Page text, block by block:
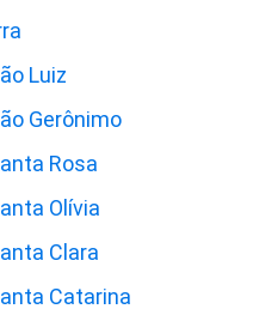
Luiz
Gerônimo
Rosa
Olívia
Clara
Catarina